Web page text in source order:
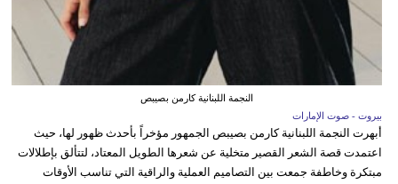
النجمة اللبنانية كارمن بصيبص
بيروت - صوت الإمارات
أبهرت النجمة اللبنانية كارمن بصيبص الجمهور مؤخراً بأحدث ظهور لها، حيث
اعتمدت قصة الشعر القصير متخلية عن شعرها الطويل المعتاد، لتتألق بإطلالات
مبتكرة وخاطفة جمعت بين التصاميم العملية والراقية التي تناسب الأوقات